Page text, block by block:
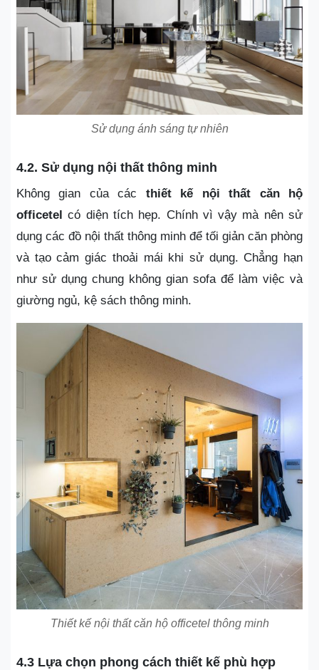
Sử dụng ánh sáng tự nhiên
4.2. Sử dụng nội thất thông minh
Không gian của các thiết kế nội thất căn hộ
officetel có diện tích hẹp. Chính vì vậy mà nên sử
dụng các đồ nội thất thông minh để tối giản căn phòng
và tạo cảm giác thoải mái khi sử dụng. Chẳng hạn
như sử dụng chung không gian sofa để làm việc và
giường ngủ, kệ sách thông minh.
Thiết kế nội thất căn hộ officetel thông minh
4.3 Lựa chọn phong cách thiết kế phù hợp